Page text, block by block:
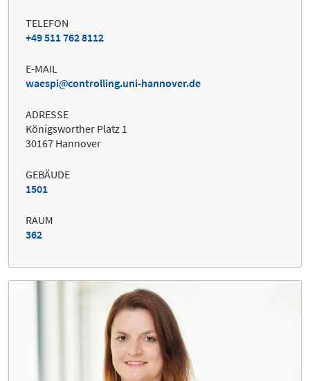
TELEFON
+49 511 762 8112
E-MAIL
waespi
controlling.uni-hannover.de
ADRESSE
Königsworther Platz 1
30167 Hannover
GEBÄUDE
1501
RAUM
362